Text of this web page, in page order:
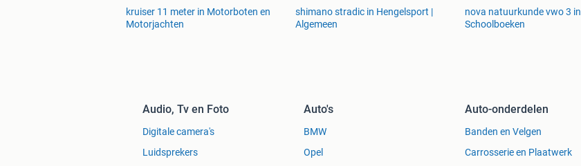
kruiser 11 meter in Motorboten en
Motorjachten
shimano stradic in Hengelsport |
Algemeen
nova natuurkunde vwo 3 in
Schoolboeken
Audio, Tv en Foto
Digitale camera's
Luidsprekers
Auto's
BMW
Opel
Auto-onderdelen
Banden en Velgen
Carrosserie en Plaatwerk